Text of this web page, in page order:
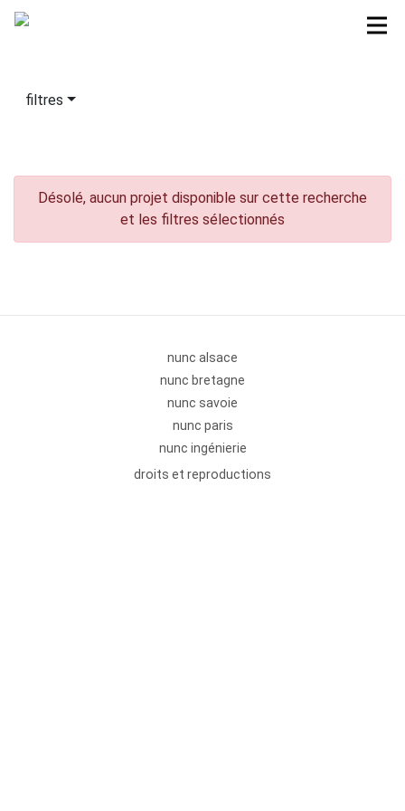
filtres
Désolé, aucun projet disponible sur cette recherche
et les filtres sélectionnés
nunc alsace
nunc bretagne
nunc savoie
nunc paris
nunc ingénierie
droits et reproductions